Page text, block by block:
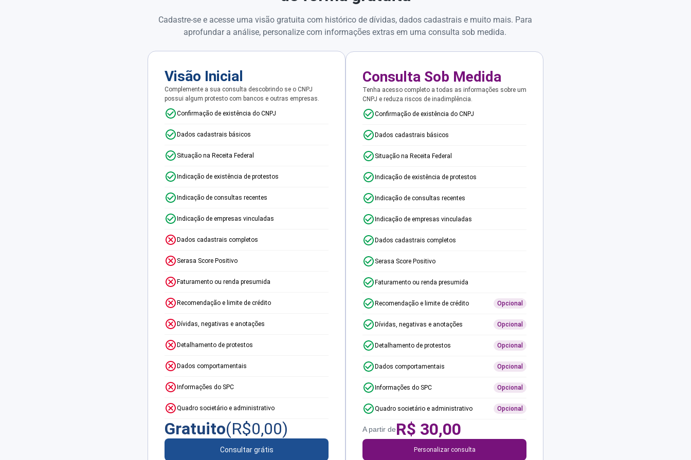
Cadastre-se e acesse uma visão gratuita com histórico de dívidas, dados cadastrais e muito mais. Para
aprofundar a análise, personalize com informações extras em uma consulta sob medida.
Visão Inicial
Complemente a sua consulta descobrindo se o CNPJ
possui algum protesto com bancos e outras empresas.
Confirmação de existência do CNPJ
Dados cadastrais básicos
Situação na Receita Federal
Indicação de existência de protestos
Indicação de consultas recentes
Indicação de empresas vinculadas
Dados cadastrais completos
Serasa Score Positivo
Faturamento ou renda presumida
Recomendação e limite de crédito
Dívidas, negativas e anotações
Detalhamento de protestos
Dados comportamentais
Informações do SPC
Quadro societário e administrativo
Gratuito(R$0,00)
Consultar grátis
Consulta Sob Medida
Tenha acesso completo a todas as informações sobre um
CNPJ e reduza riscos de inadimplência.
Confirmação de existência do CNPJ
Dados cadastrais básicos
Situação na Receita Federal
Indicação de existência de protestos
Indicação de consultas recentes
Indicação de empresas vinculadas
Dados cadastrais completos
Serasa Score Positivo
Faturamento ou renda presumida
Recomendação e limite de crédito Opcional
Dívidas, negativas e anotações Opcional
Detalhamento de protestos Opcional
Dados comportamentais Opcional
Informações do SPC Opcional
Quadro societário e administrativo Opcional
A partir deR$ 30,00
Personalizar consulta